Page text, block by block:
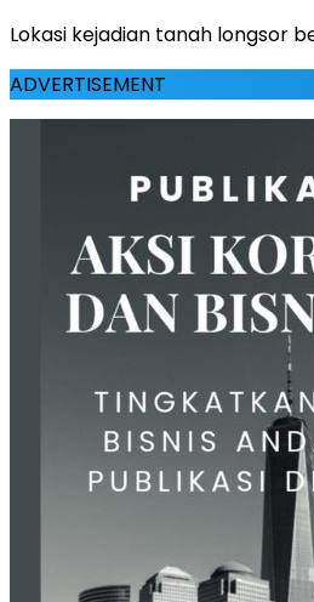
Lokasi kejadian tanah longsor
ADVERTISEMENT